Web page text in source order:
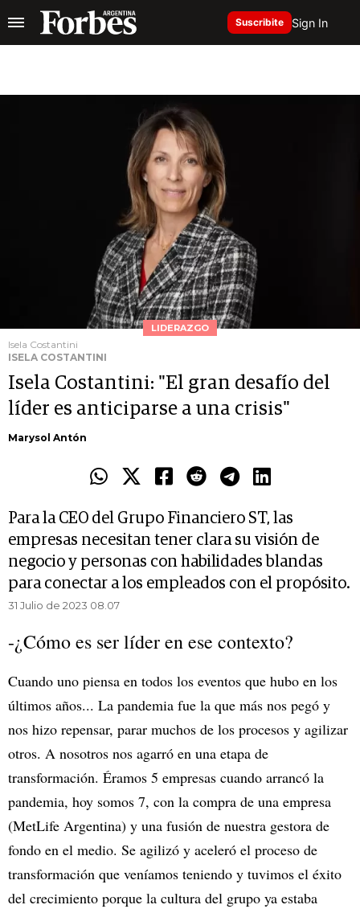
Suscribite Sign In
LIDERAZGO
Isela Costantini
ISELA COSTANTINI
Isela Costantini: "El gran desafío del
líder es anticiparse a una crisis"
Marysol Antón
Para la CEO del Grupo Financiero ST, las
empresas necesitan tener clara su visión de
negocio y personas con habilidades blandas
para conectar a los empleados con el propósito.
31 Julio de 2023 08.07
-¿Cómo es ser líder en ese contexto?
Cuando uno piensa en todos los eventos que hubo en los
últimos años... La pandemia fue la que más nos pegó y
nos hizo repensar, parar muchos de los procesos y agilizar
otros. A nosotros nos agarró en una etapa de
transformación. Éramos 5 empresas cuando arrancó la
pandemia, hoy somos 7, con la compra de una empresa
(MetLife Argentina) y una fusión de nuestra gestora de
fondo en el medio. Se agilizó y aceleró el proceso de
transformación que veníamos teniendo y tuvimos el éxito
del crecimiento porque la cultura del grupo ya estaba